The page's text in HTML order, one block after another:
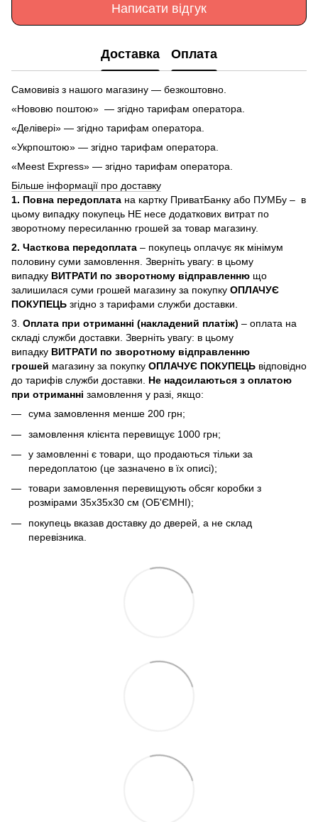
Написати відгук
Доставка Оплата
Самовивіз з нашого магазину — безкоштовно.
«Нововю поштою» — згідно тарифам оператора.
«Делівері» — згідно тарифам оператора.
«Укрпоштою» — згідно тарифам оператора.
«Meest Express» — згідно тарифам оператора.
Більше інформації про доставку
1. Повна передоплата на картку ПриватБанку або ПУМБу – в
цьому випадку покупець НЕ несе додаткових витрат по
зворотному пересиланню грошей за товар магазину.
2. Часткова передоплата – покупець оплачує як мінімум
половину суми замовлення. Зверніть увагу: в цьому
випадку ВИТРАТИ по зворотному відправленню що
залишилася суми грошей магазину за покупку ОПЛАЧУЄ
ПОКУПЕЦЬ згідно з тарифами служби доставки.
3. Оплата при отриманні (накладений платіж) – оплата на
складі служби доставки. Зверніть увагу: в цьому
випадку ВИТРАТИ по зворотному відправленню
грошей магазину за покупку ОПЛАЧУЄ ПОКУПЕЦЬ відповідно
до тарифів служби доставки. Не надсилаються з оплатою
при отриманні замовлення у разі, якщо:
сума замовлення менше 200 грн;
замовлення клієнта перевищує 1000 грн;
у замовленні є товари, що продаються тільки за
передоплатою (це зазначено в їх описі);
товари замовлення перевищують обсяг коробки з
розмірами 35х35х30 см (ОБ'ЄМНІ);
покупець вказав доставку до дверей, а не склад
перевізника.